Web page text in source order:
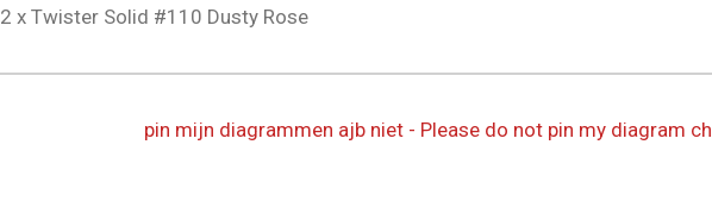
2 x Twister Solid #110 Dusty Rose
pin mijn diagrammen ajb niet - Please do not pin my diagram